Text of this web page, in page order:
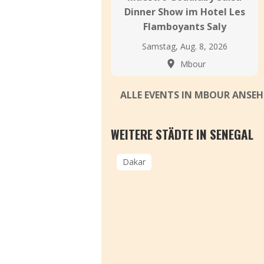
Dinner Show im Hotel Les
Flamboyants Saly
Samstag, Aug. 8, 2026
Mbour
ALLE EVENTS IN MBOUR
WEITERE STÄDTE IN SENEGAL
Dakar